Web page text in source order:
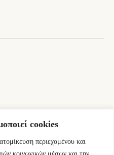
cookies
περιεχομένου και
κοινωνικών μέσων και την
Ελλάδα.